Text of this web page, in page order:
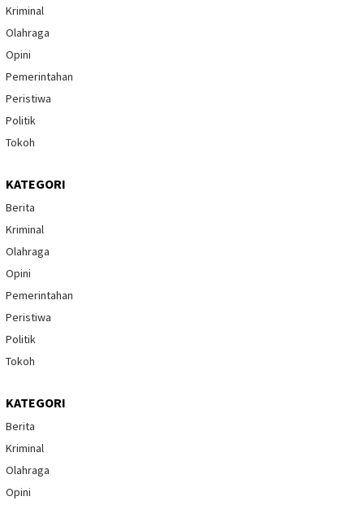
Kriminal
Olahraga
Opini
Pemerintahan
Peristiwa
Politik
Tokoh
KATEGORI
Berita
Kriminal
Olahraga
Opini
Pemerintahan
Peristiwa
Politik
Tokoh
KATEGORI
Berita
Kriminal
Olahraga
Opini